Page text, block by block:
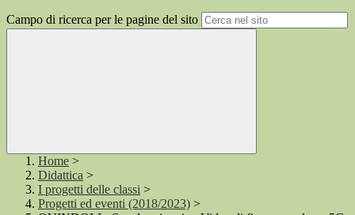
Campo di ricerca per le pagine del sito
Home >
Didattica >
I progetti delle classi >
Progetti ed eventi (2018/2023) >